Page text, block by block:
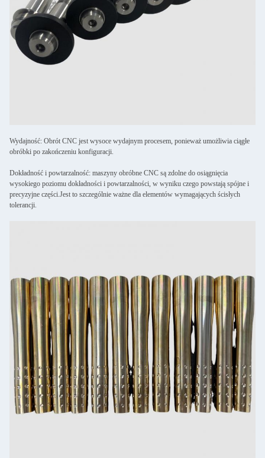
Wydajność: Obrót CNC jest wysoce wydajnym procesem, ponieważ umożliwia ciągłe
obróbki po zakończeniu konfiguracji.
Dokładność i powtarzalność: maszyny obróbne CNC są zdolne do osiągnięcia
wysokiego poziomu dokładności i powtarzalności, w wyniku czego powstają spójne i
precyzyjne części.Jest to szczególnie ważne dla elementów wymagających ścisłych
tolerancji.